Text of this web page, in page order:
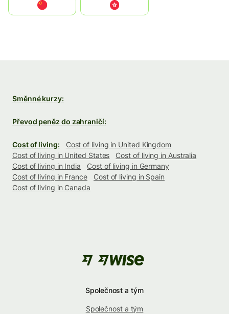
中國香港特別行政區
Směnné kurzy:
Převod peněz do zahraničí:
Cost of living:
Cost of living in United Kingdom
Cost of living in United States
Cost of living in Australia
Cost of living in India
Cost of living in Germany
Cost of living in France
Cost of living in Spain
Cost of living in Canada
Společnost a tým
Společnost a tým